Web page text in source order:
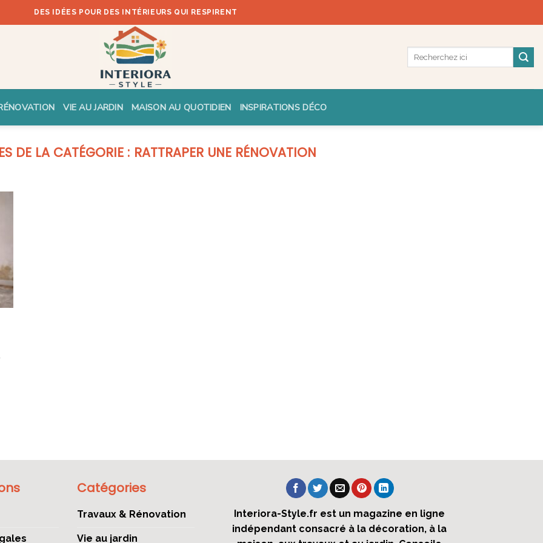
DES IDÉES POUR DES INTÉRIEURS QUI RESPIRENT
VIE AU JARDIN MAISON AU QUOTIDIEN INSPIRATIONS DÉCO
RATTRAPER UNE RÉNOVATION
Catégories
Travaux & Rénovation
Vie au jardin
Interiora-Style.fr est un magazine en ligne
indépendant consacré à la décoration, à la